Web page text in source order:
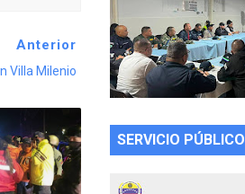
Anterior
Villa Milenio
SERVICIO PÚBLICO